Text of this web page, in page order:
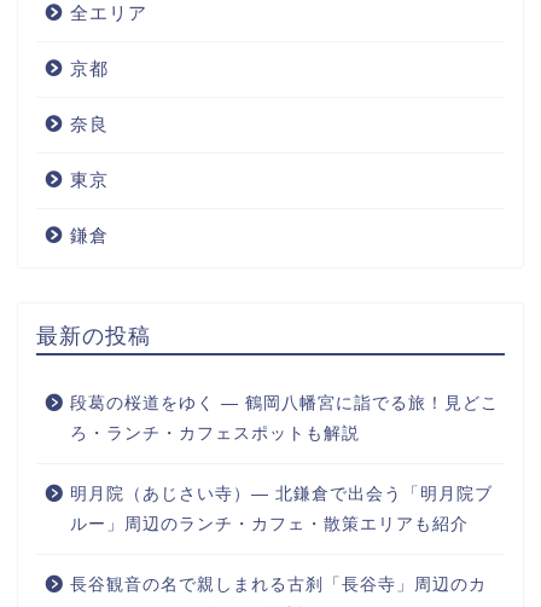
全エリア
京都
奈良
東京
鎌倉
最新の投稿
段葛の桜道をゆく ― 鶴岡八幡宮に詣でる旅！見どこ
ろ・ランチ・カフェスポットも解説
明月院（あじさい寺）― 北鎌倉で出会う「明月院ブ
ルー」周辺のランチ・カフェ・散策エリアも紹介
長谷観音の名で親しまれる古刹「長谷寺」周辺のカ